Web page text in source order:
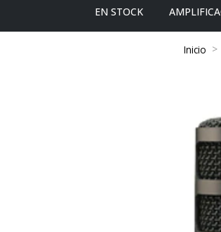
EN STOCK
Inicio